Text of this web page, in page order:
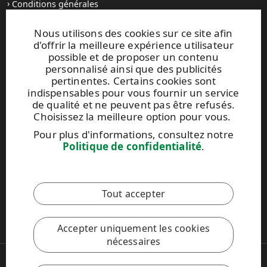
Système de management de la sécurité des
Système de management de la sécurité des
denrées alimentaires ISO 22000 (Changshu, Chine)
Certificat FSSC 22000 (Changshu, Chine)
Système de management de la sécurité des
denrées alimentaires ISO 22000 (Dixon, États-Unis)
denrées alimentaires ISO 22000 (Fletcher, États-
denrées alimentaires ISO 22000 (Mills River, États-
Unis)
en anglais)
PEFC.org (en anglais)
Nous utilisons des cookies sur ce site afin
d'offrir la meilleure expérience utilisateur
possible et de proposer un contenu
personnalisé ainsi que des publicités
pertinentes. Certains cookies sont
indispensables pour vous fournir un service
de qualité et ne peuvent pas être refusés.
Choisissez la meilleure option pour vous.
Pour plus d'informations, consultez notre
Politique de confidentialité.
Tout accepter
Accepter uniquement les cookies
nécessaires
Conditions générales
Sites Internet et contacts
UPM Raflatac Graphics Solutions
UPM Raflatac Office Products
UPM Raflatac Industrial Removables
Contacts
s'appliquent.
Code de conduite UPM
Copyright © 2026 UPM